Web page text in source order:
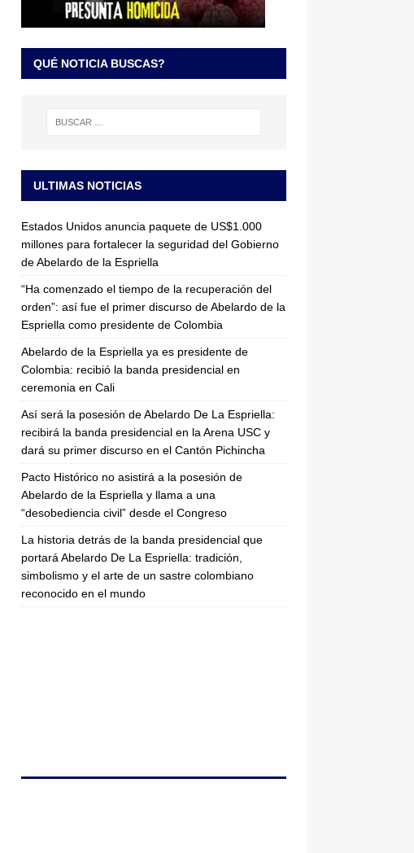
QUÉ NOTICIA BUSCAS?
ULTIMAS NOTICIAS
Estados Unidos anuncia paquete de US$1.000
millones para fortalecer la seguridad del Gobierno
de Abelardo de la Espriella
“Ha comenzado el tiempo de la recuperación del
orden”: así fue el primer discurso de Abelardo de la
Espriella como presidente de Colombia
Abelardo de la Espriella ya es presidente de
Colombia: recibió la banda presidencial en
ceremonia en Cali
Así será la posesión de Abelardo De La Espriella:
recibirá la banda presidencial en la Arena USC y
dará su primer discurso en el Cantón Pichincha
Pacto Histórico no asistirá a la posesión de
Abelardo de la Espriella y llama a una
“desobediencia civil” desde el Congreso
La historia detrás de la banda presidencial que
portará Abelardo De La Espriella: tradición,
simbolismo y el arte de un sastre colombiano
reconocido en el mundo